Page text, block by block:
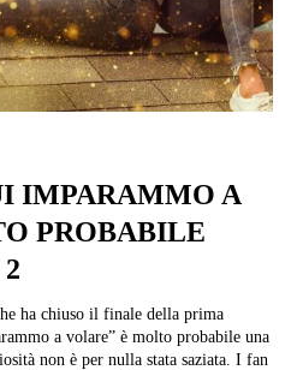
IMPARAMMO A
PROBABILE
ha chiuso il finale della prima
a volare” è molto probabile una
non è per nulla stata saziata. I fan